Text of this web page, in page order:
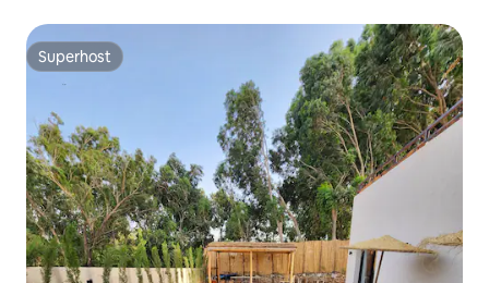
Superhost
Superhost